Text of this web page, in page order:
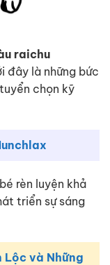
raichu
đây là những bức
chọn kỹ
rèn luyện khả
triển sự sáng
Lộc và Những